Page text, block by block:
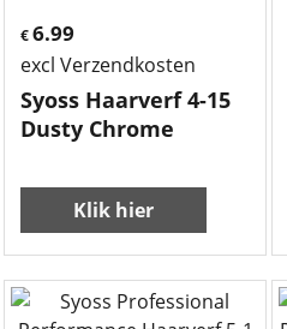
€ 6.99
excl Verzendkosten
Syoss Haarverf 4-15
Dusty Chrome
Klik hier